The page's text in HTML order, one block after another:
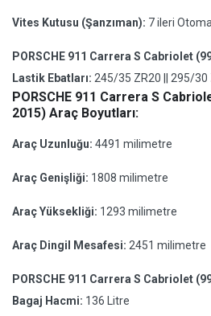
Vites Kutusu (Şanzıman): 7 ileri
PORSCHE 911 Carrera S Cabriolet
Lastik Ebatları: 245/35 ZR20 || 295/30
PORSCHE 911 Carrera S
2015) Araç Boyutları:
Araç Uzunluğu: 4491 milimetre
Araç Genişliği: 1808 milimetre
Araç Yüksekliği: 1293 milimetre
Araç Dingil Mesafesi: 2451 milimetre
PORSCHE 911 Carrera S Cabriolet
Bagaj Hacmi: 136 Litre